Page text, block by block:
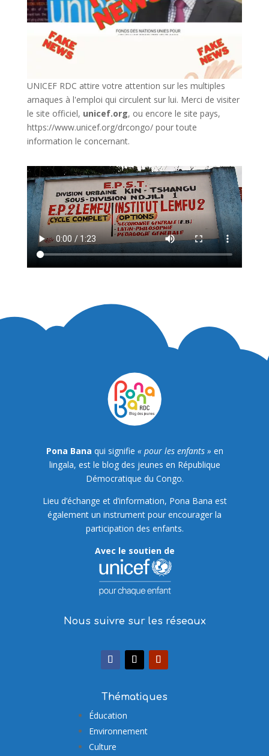
UNICEF RDC attire votre attention sur les multiples
arnaques à l'emploi qui circulent sur lui. Merci de visiter
le site officiel, unicef.org, ou encore le site pays,
https://www.unicef.org/drcongo/pour toute
information le concernant.
Pona Bana qui signifie « pour les enfants » en
lingala, est le blog des jeunes en République
Démocratique du Congo.
Lieu d’échange et d’information, Pona Bana est
également un instrument pour encourager la
participation des enfants.
Avec le soutien de
Nous suivre sur les réseaux
Thématiques
Éducation
Environnement
Culture